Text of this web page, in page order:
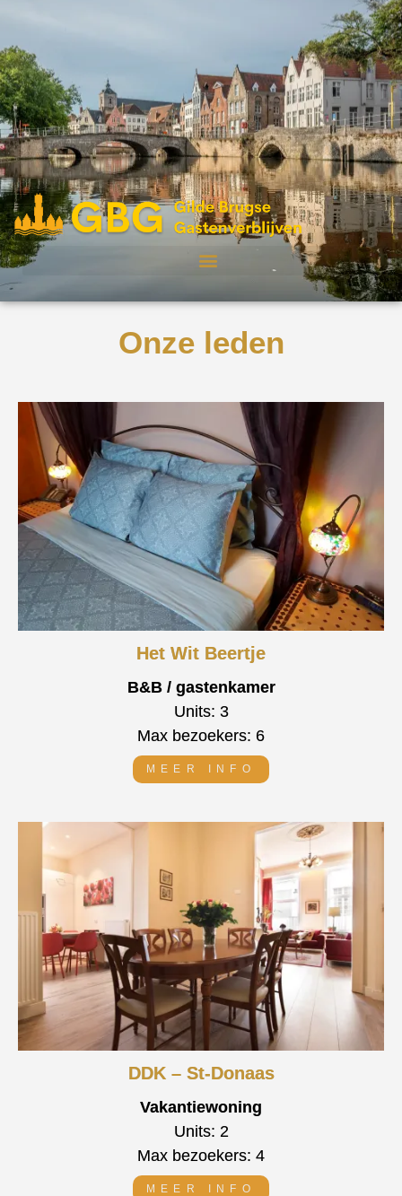
Onze leden
Het Wit Beertje
B&B / gastenkamer
Units: 3
Max bezoekers: 6
MEER INFO
DDK – St-Donaas
Vakantiewoning
Units: 2
Max bezoekers: 4
MEER INFO